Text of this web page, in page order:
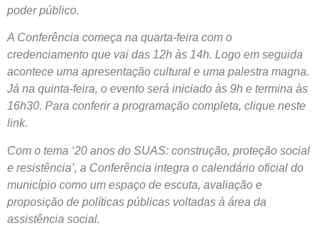
poder público.
A Conferência começa na quarta-feira com o
credenciamento que vai das 12h às 14h. Logo em seguida
acontece uma apresentação cultural e uma palestra magna.
Já na quinta-feira, o evento será iniciado às 9h e termina às
16h30. Para conferir a programação completa, clique neste
link.
Com o tema ‘20 anos do SUAS: construção, proteção social
e resistência’, a Conferência integra o calendário oficial do
município como um espaço de escuta, avaliação e
proposição de políticas públicas voltadas à área da
assistência social.